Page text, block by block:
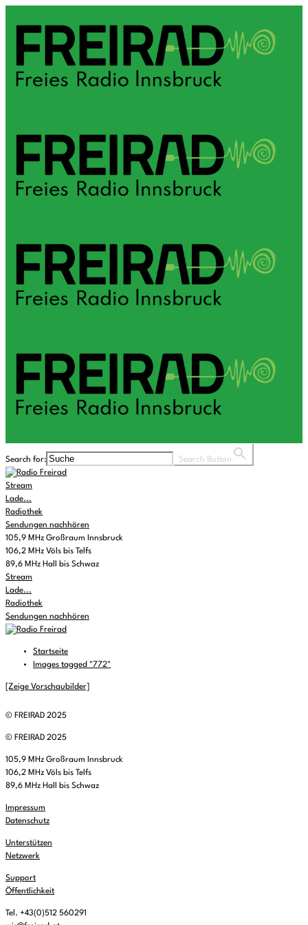
Search for: Search Button
Stream
Lade...
Radiothek
Sendungen nachhören
105,9 MHz Großraum Innsbruck
106,2 MHz Völs bis Telfs
89,6 MHz Hall bis Schwaz
Stream
Lade...
Radiothek
Sendungen nachhören
Startseite
Images tagged "772"
[Zeige Vorschaubilder]
© FREIRAD 2025
© FREIRAD 2025
105,9 MHz Großraum Innsbruck
106,2 MHz Völs bis Telfs
89,6 MHz Hall bis Schwaz
Impressum
Datenschutz
Unterstützen
Netzwerk
Support
Öffentlichkeit
Tel. +43(0)512 560291